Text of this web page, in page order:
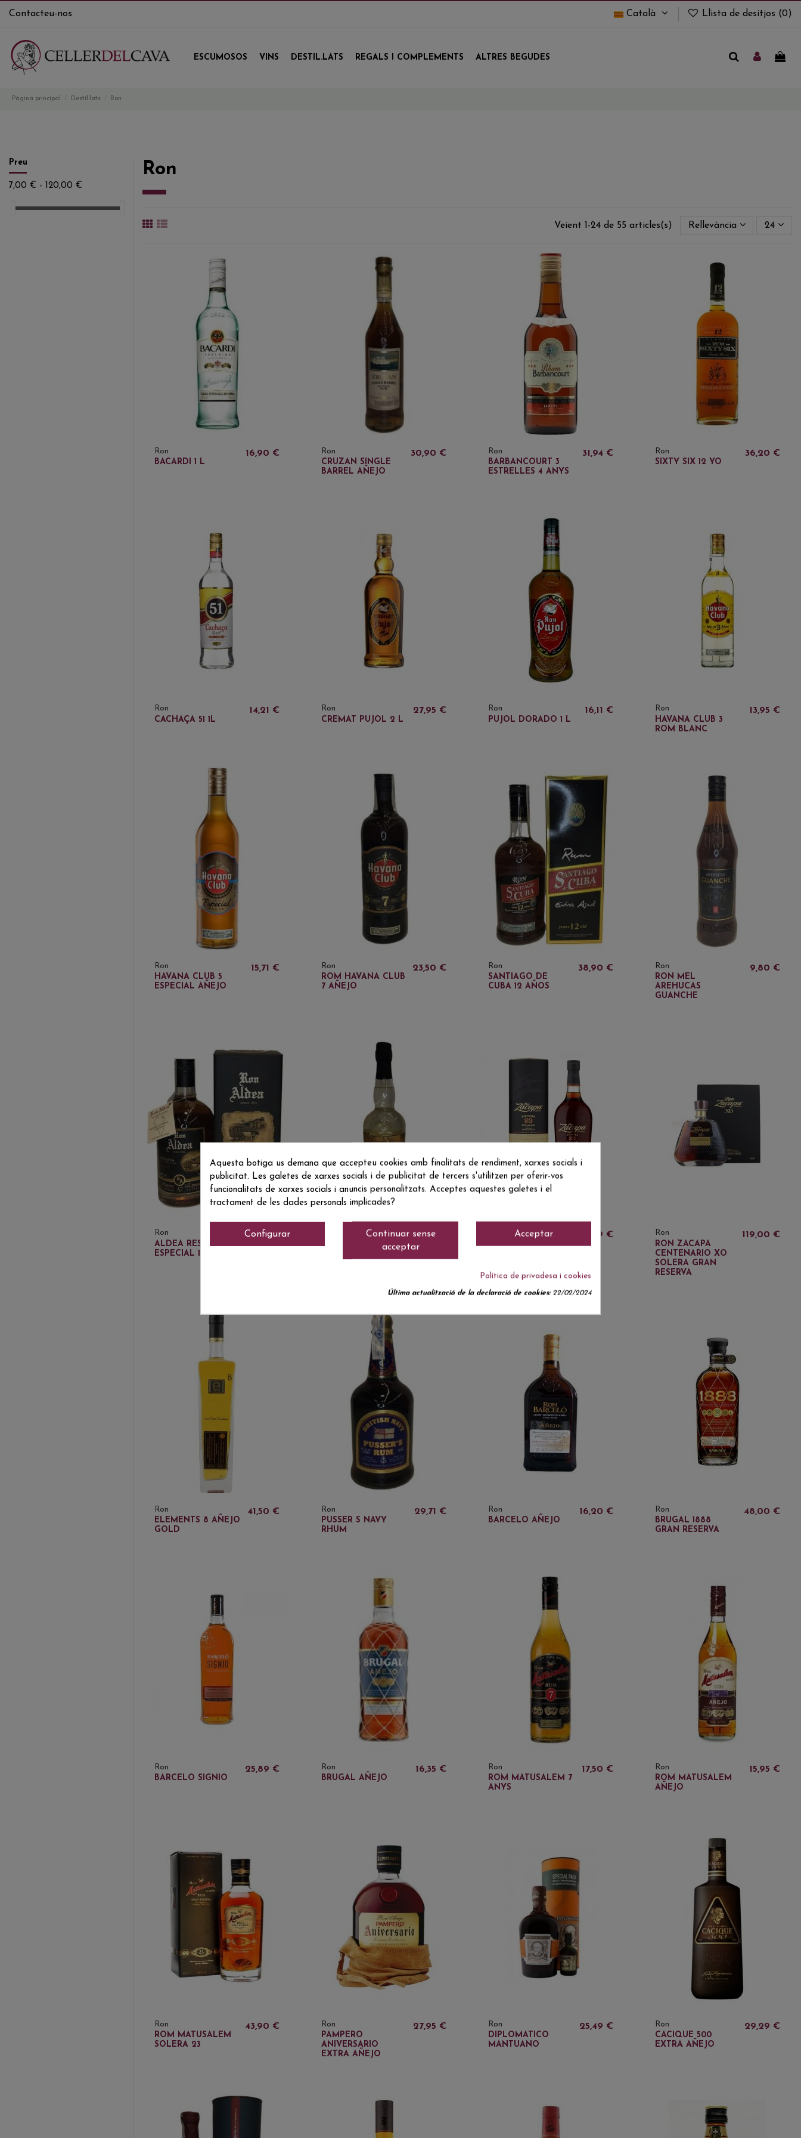
Contacteu-nos Català Llista de desitjos (0)
ESCUMOSOS VINS DESTIL.LATS REGALS I COMPLEMENTS ALTRES BEGUDES
Pàgina principal Destil·lats Ron
Ron
Veient 1-24 de 55 articles(s) Rellevància 24
Ron
BACARDI 1 L
16,90 € Ron
CRUZAN SINGLE
BARREL AÑEJO
30,90 € Ron
BARBANCOURT 3
ESTRELLES 4 ANYS
31,94 € Ron
SIXTY SIX 12 YO
36,20 €
Ron
CACHAÇA 51 1L
14,21 € Ron
CREMAT PUJOL 2 L
27,95 € Ron
PUJOL DORADO 1 L
16,11 € Ron
HAVANA CLUB 3
ROM BLANC
13,95 €
Ron
HAVANA CLUB 5
ESPECIAL AÑEJO
15,71 € Ron
ROM HAVANA CLUB
7 AÑEJO
23,50 € Ron
SANTIAGO DE
CUBA 12 AÑOS
38,90 € Ron
RON MEL
AREHUCAS
GUANCHE
9,80 €
Ron
ALDEA RESERVA
ESPECIAL 10 ANYS
39,49 €
PLANTATION 3
15,90 €
ZACAPA GRAN
49,69 € Ron
RON ZACAPA
CENTENARIO XO
SOLERA GRAN
RESERVA
119,00 €
Ron
ELEMENTS 8 AÑEJO
GOLD
41,50 € Ron
PUSSER S NAVY
RHUM
29,71 € Ron
BARCELO AÑEJO
16,20 € Ron
BRUGAL 1888
GRAN RESERVA
48,00 €
Ron
BARCELO SIGNIO
25,89 € Ron
BRUGAL AÑEJO
16,35 € Ron
ROM MATUSALEM 7
ANYS
17,50 € Ron
ROM MATUSALEM
AÑEJO
15,95 €
Ron
ROM MATUSALEM
SOLERA 23
43,90 € Ron
PAMPERO
ANIVERSARIO
EXTRA AÑEJO
27,95 € Ron
DIPLOMATICO
MANTUANO
25,49 € Ron
CACIQUE 500
EXTRA AÑEJO
29,29 €
Preu
7,00 € - 120,00 €
Aquesta botiga us demana que accepteu cookies amb finalitats de rendiment, xarxes socials i
publicitat. Les galetes de xarxes socials i de publicitat de tercers s'utilitzen per oferir-vos
funcionalitats de xarxes socials i anuncis personalitzats. Acceptes aquestes galetes i el
tractament de les dades personals implicades?
Acceptar
Continuar sense
acceptar
Configurar
Política de privadesa i cookies
Última actualització de la declaració de cookies:22/02/2024